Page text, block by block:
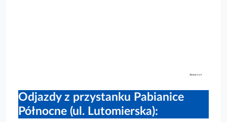
Odjazdy z przystanku Pabianice
Północne (ul. Lutomierska):